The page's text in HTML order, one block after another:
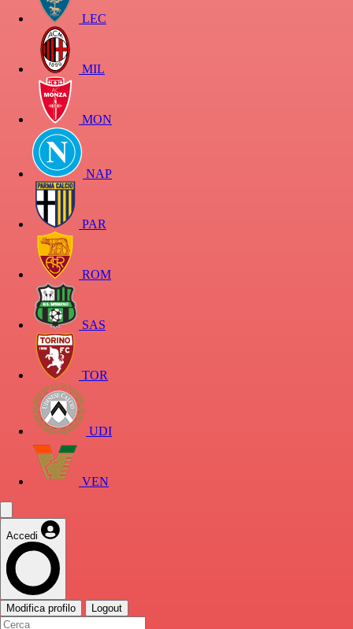
LEC
MIL
MON
NAP
PAR
ROM
SAS
TOR
UDI
VEN
Accedi
Modifica profilo Logout